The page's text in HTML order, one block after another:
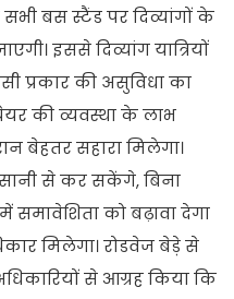
बस स्टैंड पर दिव्यांगों के
इससे दिव्यांग यात्रियों
प्रकार की असुविधा का
की व्यवस्था के लाभ
बेहतर सहारा मिलेगा।
से कर सकेंगे, बिना
को बढ़ावा देगा
मिलेगा। रोडवेज बेड़े से
से आग्रह किया कि